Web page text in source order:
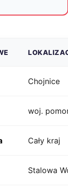
Chojnice
woj.
Cały kraj
Stalowa